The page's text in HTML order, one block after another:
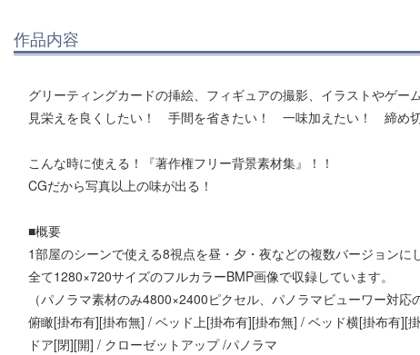
作品内容
グリーティングカードの挿絵、フィギュアの撮影、イラストやゲー
見栄えを良くしたい！ 手間を省きたい！ 一味加えたい！ 締め切
こんな時に使える！『著作権フリー背景素材集』！！
CGだから写真以上の味が出る！
■概要
1部屋のシーンで使える8視点を昼・夕・夜などの複数バージョンに
全て1280×720サイズのフルカラーBMP画像で収録しています。
（パノラマ素材のみ4800×2400ピクセル、パノラマビューワー対応
俯瞰[掛布有][掛布無] / ベッド上[掛布有][掛布無] / ベッド横[掛布有][
ドア[閉][開] / クローゼットアップ /パノラマ